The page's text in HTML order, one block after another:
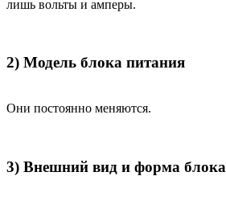
лишь вольты и амперы.
2) Модель блока питания
Они постоянно меняются.
3) Внешний вид и форма блока